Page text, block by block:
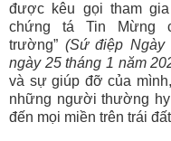
được kêu gọi tham
chứng tá Tin Mừng
trường” (Sứ điệp
ngày 25 tháng 1 năm
và sự giúp đỡ của
những người thường
đến mọi miền trên trái